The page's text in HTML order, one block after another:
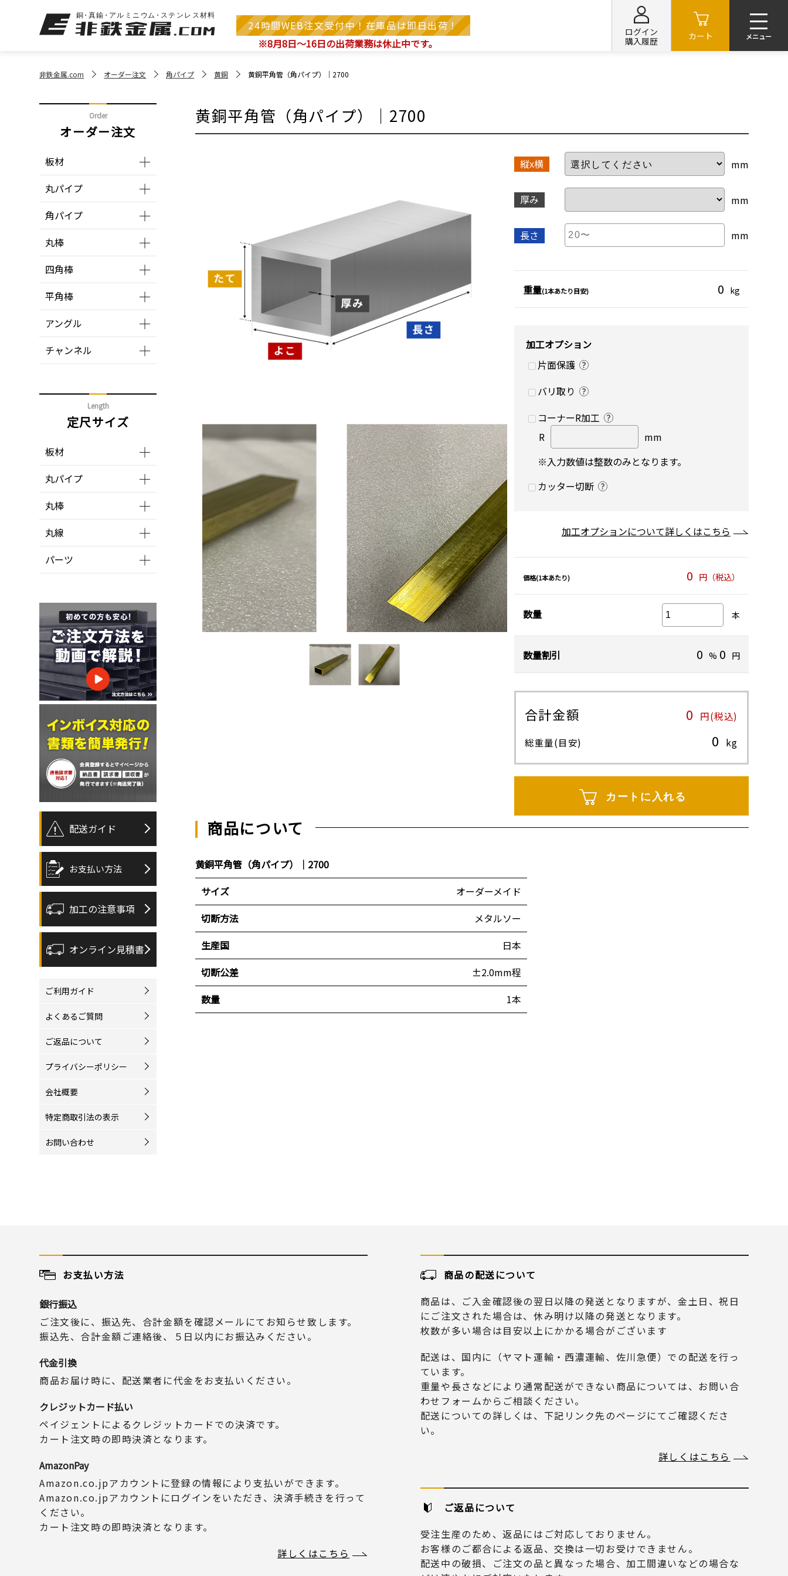
※8月8日～16日の出荷業務は休止中です。
24時間WEB注文受付中！在庫品は即日出荷！
ログイン
購入履歴
カート
非鉄金属.com オーダー注文 角パイプ 黄銅 黄銅平角管（角パイプ）｜2700
黄銅平角管（角パイプ）｜2700
縦x横 mm
厚み mm
長さ mm
重量(1本あたり目安) 0 kg
加工オプション
片面保護
バリ取り
コーナーR加工
R
mm
※入力数値は整数のみとなります。
カッター切断
加工オプションについて詳しくはこちら
価格(1本あたり) 0 円（税込）
数量 本
数量割引 0 % 0 円
合計金額 0 円(税込)
総重量(目安) 0 kg
カートに入れる
商品について
黄銅平角管（角パイプ）｜2700
サイズ
オーダーメイド
切断方法
メタルソー
生産国
日本
切断公差
±2.0mm程
数量
1本
Order
オーダー注文
板材
丸パイプ
角パイプ
丸棒
四角棒
平角棒
アングル
チャンネル
Length
定尺サイズ
板材
丸パイプ
丸棒
丸線
パーツ
配送ガイド
お支払い方法
加工の注意事項
オンライン見積書
ご利用ガイド
よくあるご質問
ご返品について
プライバシーポリシー
会社概要
特定商取引法の表示
お問い合わせ
お支払い方法
銀行振込
ご注文後に、振込先、合計金額を確認メールにてお知らせ致します。
振込先、合計金額ご連絡後、５日以内にお振込みください。
代金引換
商品お届け時に、配送業者に代金をお支払いください。
クレジットカード払い
ペイジェントによるクレジットカードでの決済です。
カート注文時の即時決済となります。
AmazonPay
Amazon.co.jpアカウントに登録の情報により支払いができます。
Amazon.co.jpアカウントにログインをいただき、決済手続きを行って
ください。
カート注文時の即時決済となります。
詳しくはこちら
商品の配送について
商品は、ご入金確認後の翌日以降の発送となりますが、金土日、祝日
にご注文された場合は、休み明け以降の発送となります。
枚数が多い場合は目安以上にかかる場合がございます
配送は、国内に（ヤマト運輸・西濃運輸、佐川急便）での配送を行っ
ています。
重量や長さなどにより通常配送ができない商品については、お問い合
わせフォームからご相談ください。
配送についての詳しくは、下記リンク先のページにてご確認くださ
い。
詳しくはこちら
ご返品について
受注生産のため、返品にはご対応しておりません。
お客様のご都合による返品、交換は一切お受けできません。
配送中の破損、ご注文の品と異なった場合、加工間違いなどの場合な